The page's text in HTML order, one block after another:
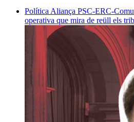
Política Aliança PSC-ERC-
operativa que mira de reüll els